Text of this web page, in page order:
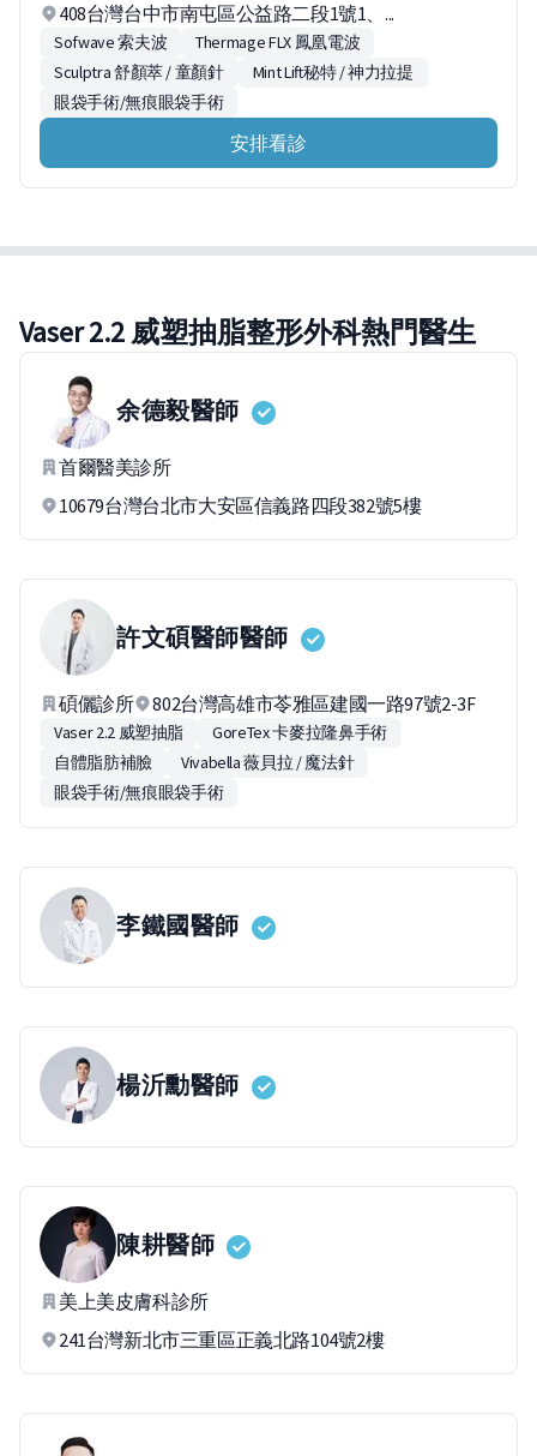
408台灣台中市南屯區公益路二段1號1、...
Sofwave 索夫波
Thermage FLX 鳳凰電波
Sculptra 舒顏萃 / 童顏針
Mint Lift秘特 / 神力拉提
眼袋手術/無痕眼袋手術
安排看診
Vaser 2.2 威塑抽脂整形外科熱門醫生
余德毅醫師
首爾醫美診所
10679台灣台北市大安區信義路四段382號5樓
許文碩醫師醫師
碩儷診所 802台灣高雄市苓雅區建國一路97號2-3F
Vaser 2.2 威塑抽脂
GoreTex 卡麥拉隆鼻手術
自體脂肪補臉
Vivabella 薇貝拉 / 魔法針
眼袋手術/無痕眼袋手術
李鐵國醫師
楊沂勳醫師
陳耕醫師
美上美皮膚科診所
241台灣新北市三重區正義北路104號2樓